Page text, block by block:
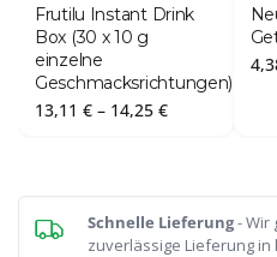
Frutilu Instant Drink
Box (30 x 10 g
einzelne
Geschmacksrichtungen)
13,11 € – 14,25 €Preisspanne:
Schnelle Lieferung- Wir
zuverlässige Lieferung in